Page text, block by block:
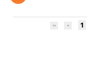
1